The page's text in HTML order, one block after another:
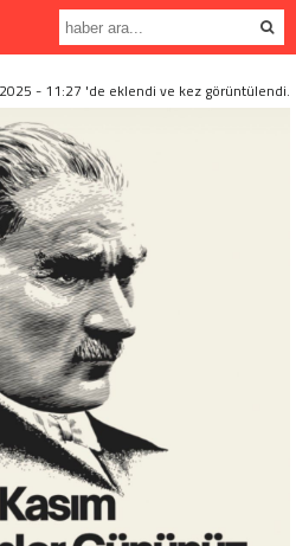
2025 - 11:27 'de eklendi ve kez görüntülendi.